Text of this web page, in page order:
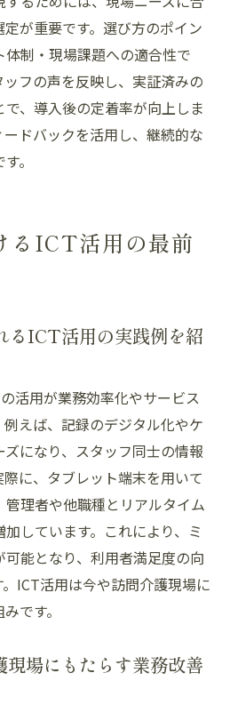
護を支えるテクノロジーの
問介護の最新事例
声で知る最新テクノロジー
用現場から見える課題と成
ぶ訪問介護テクノロジーの
に必要な技術と課題
に求められる先進技術の動
ー導入で直面する現場課題
ットの今後の役割を考える
おける技術活用の課題整理
介護実現へ向けた提言
抱える課題と技術の可能性
が重要です。選び方のポイン
体制・現場課題への適合性で
フの声を反映し、実証済みの
、導入後の定着率が向上しま
ドバックを活用し、継続的な
。
るICT活用の最前
るICT活用の実践例を紹
活用が業務効率化やサービス
えば、記録のデジタル化やケ
になり、スタッフ同士の情報
に、タブレット端末を用いて
理者や他職種とリアルタイム
しています。これにより、ミ
能となり、利用者満足度の向
ICT活用は今や訪問介護現場に
です。
場にもたらす業務改善